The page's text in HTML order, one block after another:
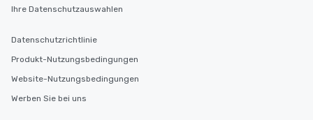
Ihre Datenschutzauswahlen
Datenschutzrichtlinie
Produkt-Nutzungsbedingungen
Website-Nutzungsbedingungen
Werben Sie bei uns